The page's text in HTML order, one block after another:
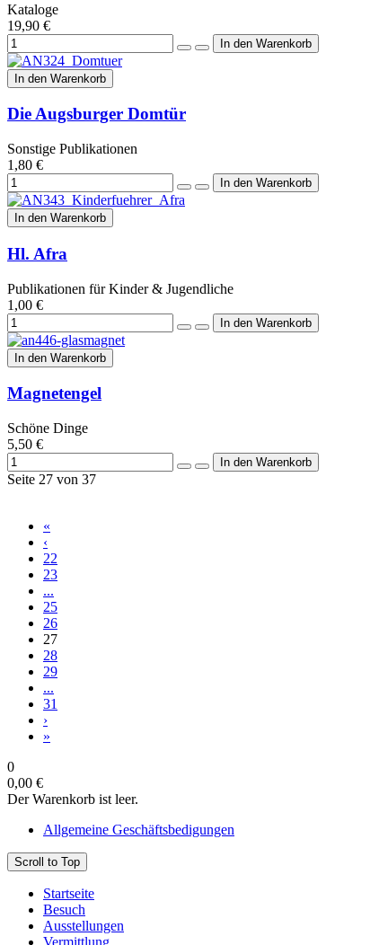
Kataloge
19,90 €
In den Warenkorb
Die Augsburger Domtür
Sonstige Publikationen
1,80 €
In den Warenkorb
Hl. Afra
Publikationen für Kinder & Jugendliche
1,00 €
In den Warenkorb
Magnetengel
Schöne Dinge
5,50 €
Seite 27 von 37
«
‹
22
23
...
25
26
27
28
29
...
31
›
»
0
0,00 €
Der Warenkorb ist leer.
Allgemeine Geschäftsbedigungen
Scroll to Top
Startseite
Besuch
Ausstellungen
Vermittlung